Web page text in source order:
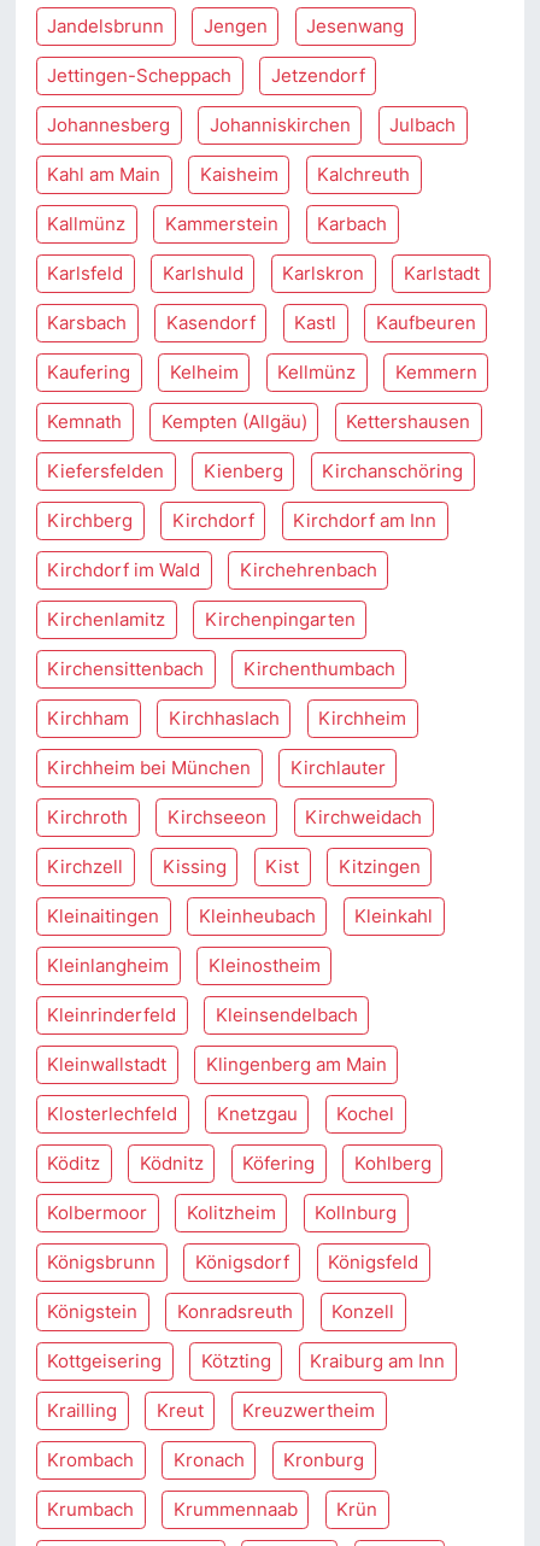
Jandelsbrunn Jengen Jesenwang
Jettingen-Scheppach Jetzendorf
Johannesberg Johanniskirchen Julbach
Kahl am Main Kaisheim Kalchreuth
Kallmünz Kammerstein Karbach
Karlsfeld Karlshuld Karlskron Karlstadt
Karsbach Kasendorf Kastl Kaufbeuren
Kaufering Kelheim Kellmünz Kemmern
Kemnath Kempten (Allgäu) Kettershausen
Kiefersfelden Kienberg Kirchanschöring
Kirchberg Kirchdorf Kirchdorf am Inn
Kirchdorf im Wald Kirchehrenbach
Kirchenlamitz Kirchenpingarten
Kirchensittenbach Kirchenthumbach
Kirchham Kirchhaslach Kirchheim
Kirchheim bei München Kirchlauter
Kirchroth Kirchseeon Kirchweidach
Kirchzell Kissing Kist Kitzingen
Kleinaitingen Kleinheubach Kleinkahl
Kleinlangheim Kleinostheim
Kleinrinderfeld Kleinsendelbach
Kleinwallstadt Klingenberg am Main
Klosterlechfeld Knetzgau Kochel
Köditz Ködnitz Köfering Kohlberg
Kolbermoor Kolitzheim Kollnburg
Königsbrunn Königsdorf Königsfeld
Königstein Konradsreuth Konzell
Kottgeisering Kötzting Kraiburg am Inn
Krailling Kreut Kreuzwertheim
Krombach Kronach Kronburg
Krumbach Krummennaab Krün